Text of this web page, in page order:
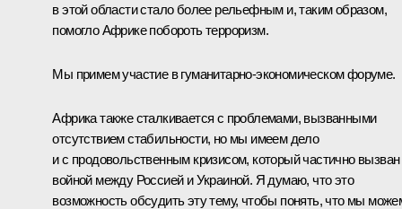
в этой области стало более рельефным и, таким образом,
помогло Африке побороть терроризм.
Мы примем участие в гуманитарно-экономическом форуме.
Африка также сталкивается с проблемами, вызванными
отсутствием стабильности, но мы имеем дело
и с продовольственным кризисом, который частично вызван
войной между Россией и Украиной. Я думаю, что это
возможность обсудить эту тему, чтобы понять, что мы